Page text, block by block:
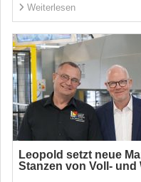
Weiterlesen
Leopold setzt neue
Stanzen von Voll- und